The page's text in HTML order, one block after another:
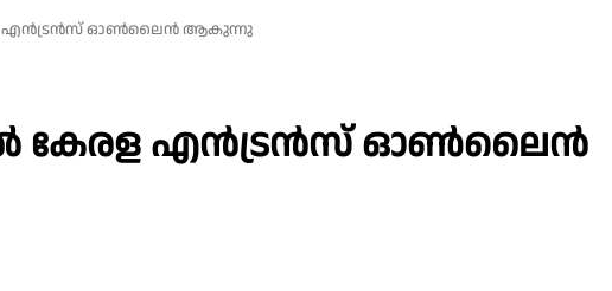
എൻട്രൻസ് ഓൺലൈൻ ആകുന്നു
കേരള എൻട്രൻസ് ഓൺലൈൻ